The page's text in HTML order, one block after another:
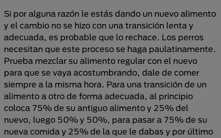
Si por alguna razón le estás dando un nuevo alimento
y el cambio no se hizo con una transición lenta y
adecuada, es probable que lo rechace. Los perros
necesitan que este proceso se haga paulatinamente.
Prueba mezclar su alimento regular con el nuevo
para que se vaya acostumbrando, dale de comer
siempre a la misma hora. Para una transición de un
alimento a otro de forma adecuada, al principio
coloca 75% de su antiguo alimento y 25% del
nuevo, luego 50% y 50%, para pasar a 75% de su
nueva comida y 25% de la que le dabas y por último